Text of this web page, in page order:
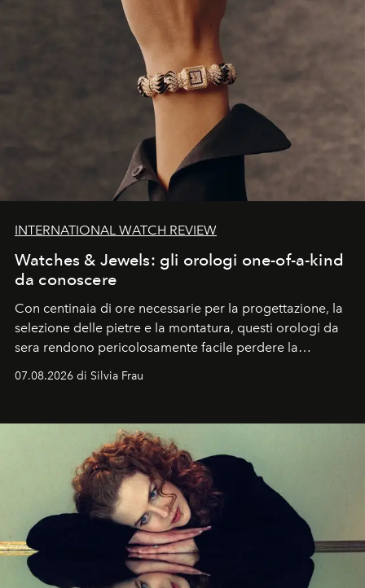
INTERNATIONAL WATCH REVIEW
Watches & Jewels: gli orologi one-of-a-kind
da conoscere
Con centinaia di ore necessarie per la progettazione, la
selezione delle pietre e la montatura, questi orologi da
sera rendono pericolosamente facile perdere la
cognizione del tempo. Ma con quadranti così
07.08.2026 di Silvia Frau